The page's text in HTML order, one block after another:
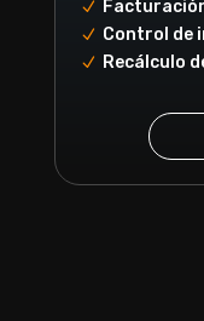
N
N Control de
N Recálculo